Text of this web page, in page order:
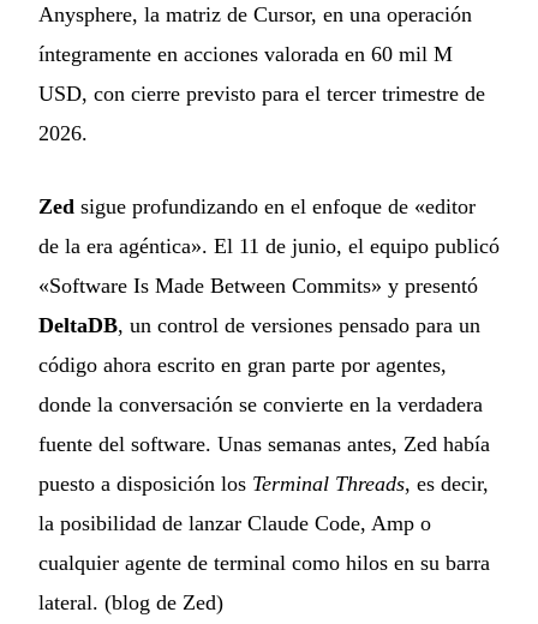
Anysphere, la matriz de Cursor, en una operación
íntegramente en acciones valorada en 60 mil M
USD, con cierre previsto para el tercer trimestre de
2026.
Zed sigue profundizando en el enfoque de «editor
de la era agéntica». El 11 de junio, el equipo publicó
«Software Is Made Between Commits» y presentó
DeltaDB, un control de versiones pensado para un
código ahora escrito en gran parte por agentes,
donde la conversación se convierte en la verdadera
fuente del software. Unas semanas antes, Zed había
puesto a disposición los Terminal Threads, es decir,
la posibilidad de lanzar Claude Code, Amp o
cualquier agente de terminal como hilos en su barra
lateral. (blog de Zed)